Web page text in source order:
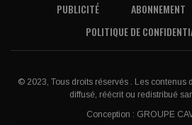
PUBLICITÉ
ABONNEMENT
POLITIQUE DE
© 2023, Tous droits réservés . Les contenus
diffusé, réécrit ou redistribué
Conception : GROUPE